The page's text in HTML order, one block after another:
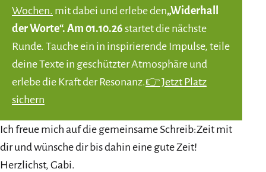
Wochen. mit dabei und erlebe den„Widerhall
der Worte“. Am 01.10.26 startet die nächste
Runde. Tauche ein in inspirierende Impulse, teile
deine Texte in geschützter Atmosphäre und
erlebe die Kraft der Resonanz.👉 Jetzt Platz
sichern
Ich freue mich auf die gemeinsame Schreib:Zeit mit
dir und wünsche dir bis dahin eine gute Zeit!
Herzlichst, Gabi.